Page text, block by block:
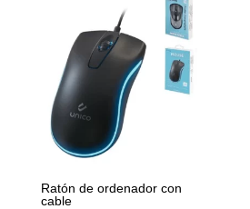
Ratón de ordenador con
cable